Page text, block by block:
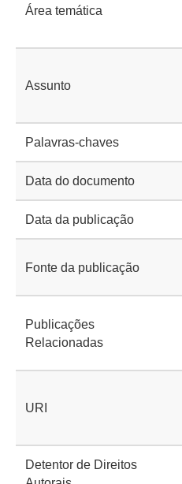
Área temática
Assunto
Palavras-chaves
Data do documento
Data da publicação
Fonte da publicação
Publicações
Relacionadas
URI
Detentor de Direitos